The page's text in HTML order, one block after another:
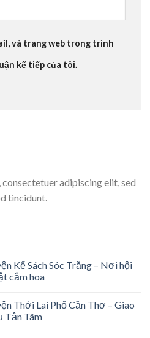
và trang web trong trình
kế tiếp của tôi.
adipiscing elit, sed
tincidunt.
Kế Sách Sóc Trăng – Nơi hội
cắm hoa
Thới Lai Phố Cần Thơ – Giao
Tận Tâm